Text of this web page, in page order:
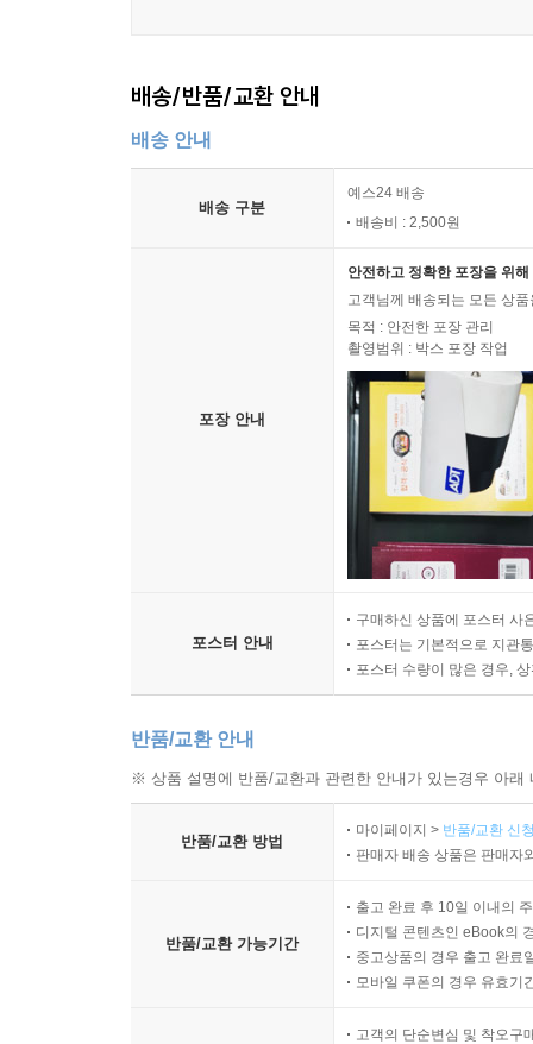
배송/반품/교환 안내
배송 안내
배송 구분
예스24 배송
배송비 : 2,500원
포장 안내
안전하고 정확한 포장을 위
고객님께 배송되는 모든 상
목적 : 안전한 포장 관리
촬영범위 : 박스 포장 작업
포스터 안내
구매하신 상품에 포스터 사
포스터는 기본적으로 지관
포스터 수량이 많은 경우,
반품/교환 안내
※ 상품 설명에 반품/교환과 관련한 안내가 있는경우 아
반품/교환 방법
마이페이지 > 반품/교환 신
판매자 배송 상품은 판매자
반품/교환 가능기간
출고 완료 후 10일 이내의
디지털 콘텐츠인 eBook의
중고상품의 경우 출고 완료
모바일 쿠폰의 경우 유효기
고객의 단순변심 및 착오구